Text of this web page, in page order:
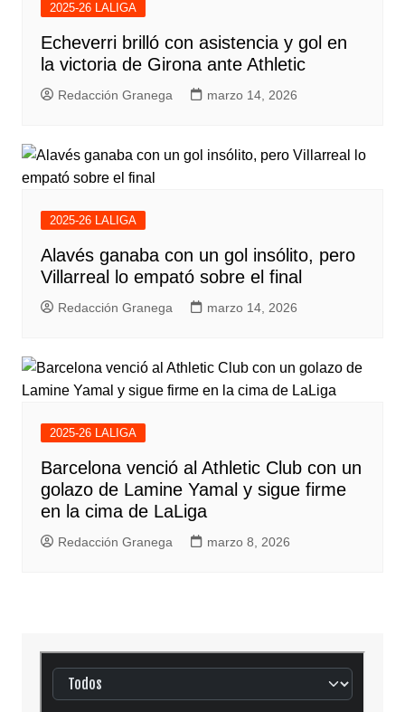
2025-26 LALIGA
Echeverri brilló con asistencia y gol en
la victoria de Girona ante Athletic
Redacción Granega marzo 14, 2026
2025-26 LALIGA
Alavés ganaba con un gol insólito, pero
Villarreal lo empató sobre el final
Redacción Granega marzo 14, 2026
2025-26 LALIGA
Barcelona venció al Athletic Club con un
golazo de Lamine Yamal y sigue firme
en la cima de LaLiga
Redacción Granega marzo 8, 2026